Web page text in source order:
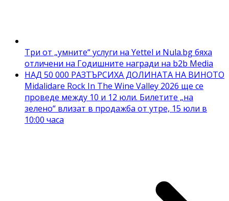
Три от „умните“ услуги на Yettel и Nula.bg бяха
отличени на Годишните награди на b2b Media
НАД 50 000 РАЗТЪРСИХА ДОЛИНАТА НА ВИНОТО
Midalidare Rock In The Wine Valley 2026 ще се
проведе между 10 и 12 юли. Билетите „на
зелено“ влизат в продажба от утре, 15 юли в
10:00 часа